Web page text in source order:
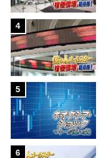
4
5
6